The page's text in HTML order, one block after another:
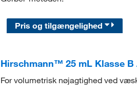
Pris og tilgængelighed
Hirschmann™ 25 mL Klasse
For volumetrisk nøjagtighed ved